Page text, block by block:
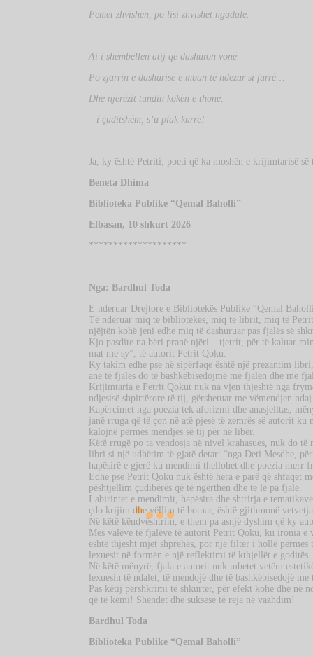
Pemët zhvishen, po lisi zhvishet ngadalë.
Ai i shëmbëllen atij që dashuron vonë
Po zjarrin e dashurisë e mban të ndezur si furrë…
Dhe njerëzit tundin kokën e thonë:
– i çuditshëm, s’u plak kurrë!
Ja, ky është Petriti; poeti që ka moshën e krijimtarisë
Beneta Dhima
Biblioteka Publike “Qemal Baholli”
Elbasan, 10 shkurt 2026
********************
Nga:
Bardhul Toda
E nderuar Drejtore e Bibliotekës Publike “Qemal
Të nderuar miq të bibliotekës, miq të librit, miq të
njëjtën kohë jeni edhe miq të dashuruar pas fjalës së
Kjo pasdite na bëri pranë njëri – tjetrit, për të kaluar
mat me sy”, të autorit Petrit Qoku.
Ky takim edhe pse në sipërfaqe është një prezantim
anë të fjalës do të bashkëbisedojmë me fjalën dhe me
Krijimtaria e Petrit Qokut nuk na vjen thjeshtë nga
ndjesisë shpirtërore të tij, gërshetuar me vëmendjen
Kapërcimet nga poezia tek aforizmi dhe anasjelltas,
janë rruga që të çon në atë pjesë të zemrës së autorit
kalojnë përmes mendjes së tij për në libër.
Këtë rrugë po ta vendosja në nivel krahasues, nuk do
libri si një udhëtim të gjatë detar: “nga Deti Mesdhe,
hapësirë e gjerë ku mendimi thellohet dhe poezia merr
Edhe pse Petrit Qoku nuk është hera e parë që
pështjellim çudibërës që të ngërthen dhe të lë pa fjalë.
Labirintet e mendimit, hapësira dhe shtrirja e
çdo krijim dhe vëllim të botuar, është gjithmonë
Në këtë këndvështrim, e them pa asnjë dyshim që ky
Mes valëve të fjalëve të autorit Petrit Qoku, ku ironia e
është thjesht mjet shprehës, por një filtër i hollë
lexuesit në formën e një reflektimi të kthjellët e goditës.
Në këtë mënyrë, fjala e autorit nuk mbetet vetëm
lexuesin të ndalet, të mendojë dhe të bashkëbisedojë me
Pas këtij përshkrimi të shkurtër, për efekt kohe dhe
që të kemi! Shëndet dhe suksese të reja në vazhdim!
Bardhul Toda
Biblioteka Publike “Qemal Baholli”